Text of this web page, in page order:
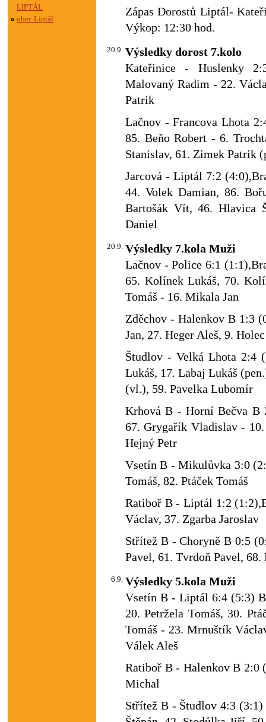
LIPTÁL
obec Liptál
Zápas Dorostů Liptál-
Výkop: 12:30 hod.
20.9. Výsledky dorost 7.kolo
Kateřinice - Huslenky
Malovaný Radim - 22.
Patrik
Lačnov - Francova Lhota
85. Beňo Robert - 6.
Stanislav, 61. Zimek Patrik
Jarcová - Liptál 7:2
44. Volek Damian, 86.
Bartošák Vít, 46. Hlavica
Daniel
20.9. Výsledky 7.kola Muži
Lačnov - Police 6:1
65. Kolínek Lukáš, 70.
Tomáš - 16. Mikala Jan
Zděchov - Halenkov B 1:3
Jan, 27. Heger Aleš, 9.
Študlov - Velká Lhota 2:4
Lukáš, 17. Labaj Lukáš
(vl.), 59. Pavelka Lubomír
Krhová B - Horní Bečva B
67. Grygařík Vladislav -
Hejný Petr
Vsetín B - Mikulůvka 3:0
Tomáš, 82. Ptáček Tomáš
Ratiboř B - Liptál 1:2
Václav, 37. Zgarba Jaroslav
Střítež B - Choryně B 0:5
Pavel, 61. Tvrdoň Pavel, 68.
6.9. Výsledky 5.kola Muži
Vsetín B - Liptál 6:4 (5:3)
20. Petržela Tomáš, 30.
Tomáš - 23. Mrnuštík
Válek Aleš
Ratiboř B - Halenkov B 2:0
Michal
Střítež B - Študlov 4:3